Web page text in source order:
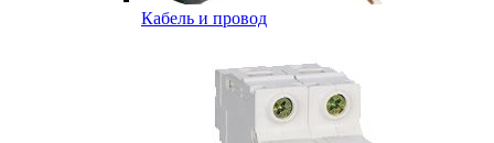
Кабель и провод